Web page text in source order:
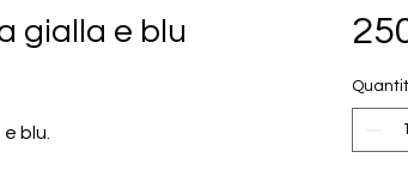
gialla e blu
blu.